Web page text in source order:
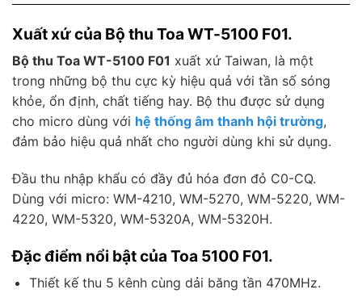
Xuất xứ của Bộ thu Toa WT-5100 F01.
Bộ thu Toa WT-5100 F01 xuất xứ Taiwan, là một
trong những bộ thu cực kỳ hiệu quả với tần số sóng
khỏe, ổn định, chất tiếng hay. Bộ thu được sử dụng
cho micro dùng với hệ thống âm thanh hội trường,
đảm bảo hiệu quả nhất cho người dùng khi sử dụng.
Đầu thu nhập khẩu có đầy đủ hóa đơn đỏ C0-CQ.
Dùng với micro: WM-4210, WM-5270, WM-5220, WM-
4220, WM-5320, WM-5320A, WM-5320H.
Đặc điểm nổi bật của Toa 5100 F01.
Thiết kế thu 5 kênh cùng dải băng tần 470MHz.